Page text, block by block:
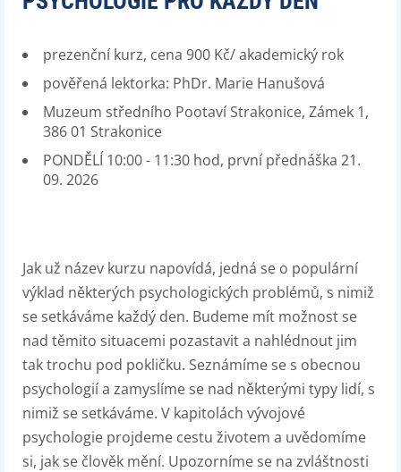
prezenční kurz, cena 900 Kč/ akademický rok
pověřená lektorka: PhDr. Marie Hanušová
Muzeum středního Pootaví Strakonice, Zámek 1,
386 01 Strakonice
PONDĚLÍ 10:00 - 11:30 hod, první přednáška 21.
09. 2026
Jak už název kurzu napovídá, jedná se o populární
výklad některých psychologických problémů, s nimiž
se setkáváme každý den. Budeme mít možnost se
nad těmito situacemi pozastavit a nahlédnout jim
tak trochu pod pokličku. Seznámíme se s obecnou
psychologií a zamyslíme se nad některými typy lidí, s
nimiž se setkáváme. V kapitolách vývojové
psychologie projdeme cestu životem a uvědomíme
si, jak se člověk mění. Upozorníme se na zvláštnosti